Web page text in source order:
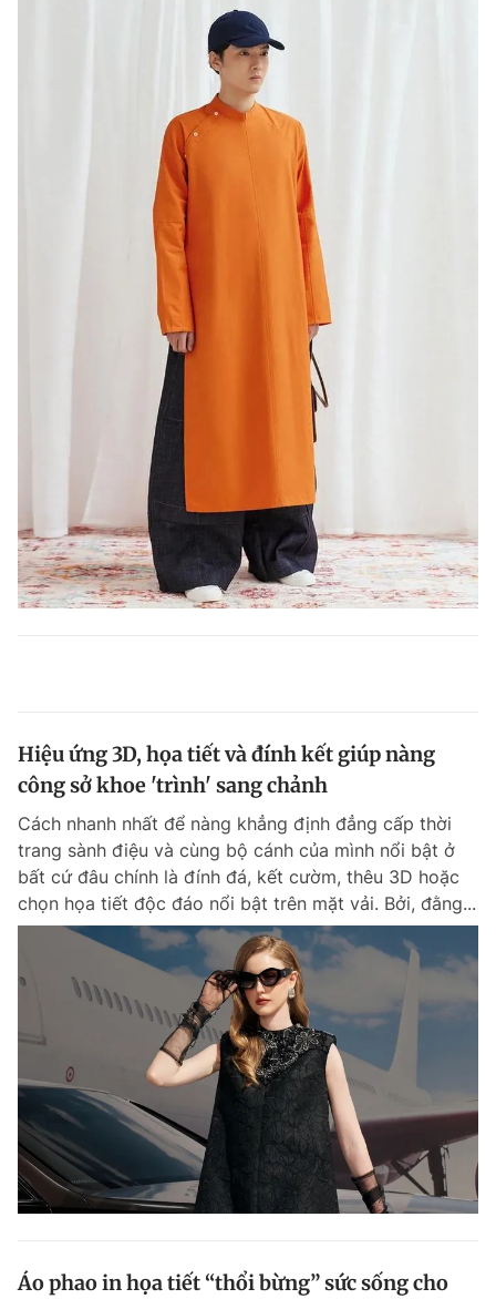
Hiệu ứng 3D, họa tiết và đính kết giúp nàng
công sở khoe 'trình' sang chảnh
Cách nhanh nhất để nàng khẳng định đẳng cấp thời
trang sành điệu và cùng bộ cánh của mình nổi bật ở
bất cứ đâu chính là đính đá, kết cườm, thêu 3D hoặc
chọn họa tiết độc đáo nổi bật trên mặt vải. Bởi, đằng...
Áo phao in họa tiết “thổi bừng” sức sống cho